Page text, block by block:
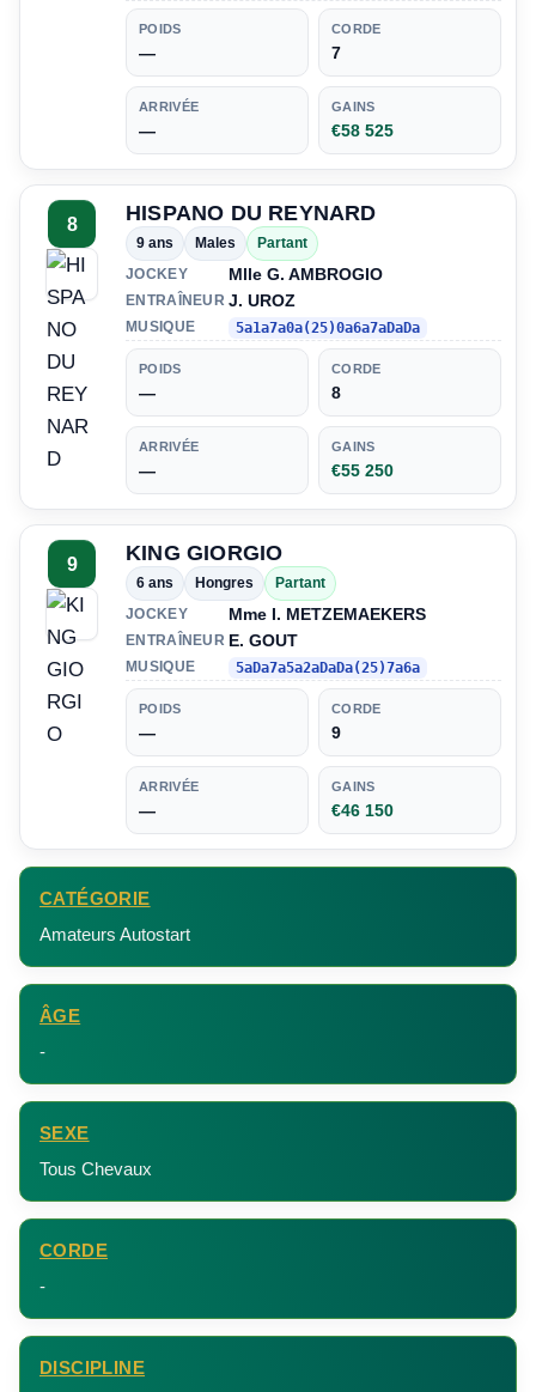
POIDS
—
CORDE
7
ARRIVÉE
—
GAINS
€58 525
8 HISPANO DU REYNARD
9 ans Males
Partant
JOCKEY
Mlle G. AMBROGIO
ENTRAÎNEUR J. UROZ
MUSIQUE 5a1a7a0a(25)0a6a7aDaDa
POIDS
—
CORDE
8
ARRIVÉE
—
GAINS
€55 250
9 KING GIORGIO
6 ans Hongres
Partant
JOCKEY
Mme I. METZEMAEKERS
ENTRAÎNEUR E. GOUT
MUSIQUE 5aDa7a5a2aDaDa(25)7a6a
POIDS
—
CORDE
9
ARRIVÉE
—
GAINS
€46 150
CATÉGORIE
Amateurs Autostart
ÂGE
-
SEXE
Tous Chevaux
CORDE
-
DISCIPLINE